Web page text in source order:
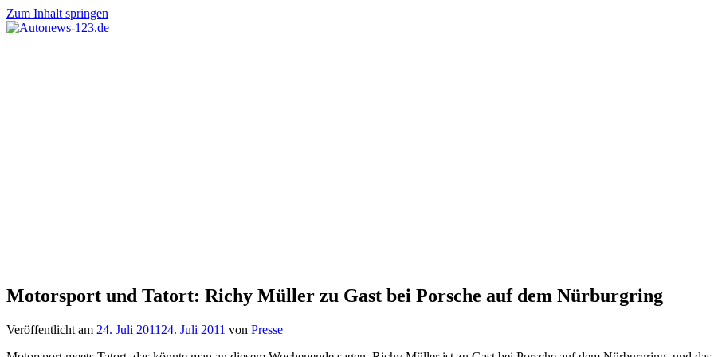
Zum Inhalt springen
Motorsport und Tatort: Richy Müller zu Gast bei Porsche auf dem Nürburgring
Veröffentlicht am 24. Juli 2011 24. Juli 2011 von Presse